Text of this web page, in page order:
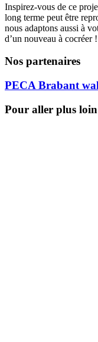
Inspirez-vous de ce
long terme peut être
nous adaptons aussi à
d’un nouveau à cocréer !
Nos partenaires
PECA Brabant
Pour aller plus loin